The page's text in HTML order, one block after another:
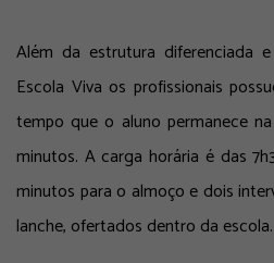
Além da estrutura diferenciada
Escola Viva os profissionais
tempo que o aluno permanece
minutos. A carga horária é das
minutos para o almoço e dois
lanche, ofertados dentro da escola.